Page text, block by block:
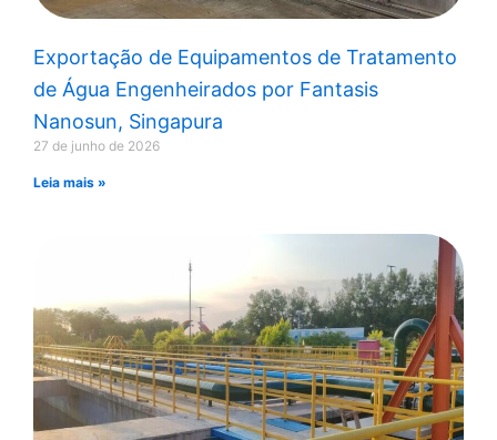
Exportação de Equipamentos de Tratamento
de Água Engenheirados por Fantasis
Nanosun, Singapura
27 de junho de 2026
Leia mais »